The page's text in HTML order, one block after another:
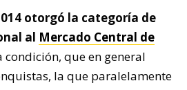
otorgó la categoría de
al Mercado Central de
condición, que en general
la que paralelamente